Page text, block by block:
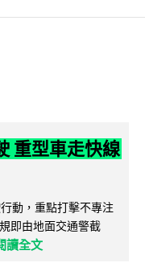
重型車走快線
動，重點打擊不專注
即由地面交通警截
讀全文